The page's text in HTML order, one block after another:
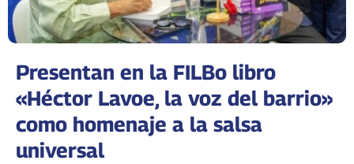
Presentan en la FILBo libro
«Héctor Lavoe, la voz del barrio»
como homenaje a la salsa
universal